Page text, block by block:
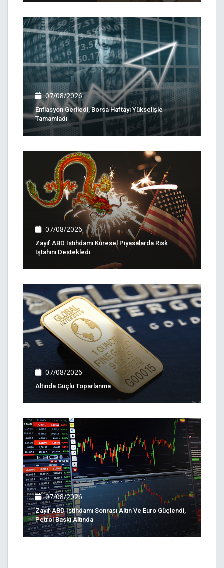
07/08/2026
Enflasyon Geriledi, Borsa Haftayı Yükselişle
Tamamladı
07/08/2026
Zayıf ABD Istihdamı Küresel Piyasalarda Risk
Iştahını Destekledi
07/08/2026
Altında Güçlü Toparlanma
07/08/2026
Zayıf ABD Istihdamı Sonrası Altın Ve Euro Güçlendi,
Petrol Baskı Altında